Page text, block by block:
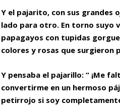
Y el pajarito, con sus grandes
lado para otro. En torno suyo
papagayos con tupidas
colores y rosas que surgieron
Y pensaba el pajarillo: “ ¡Me
convertirme en un hermoso
petirrojo si soy